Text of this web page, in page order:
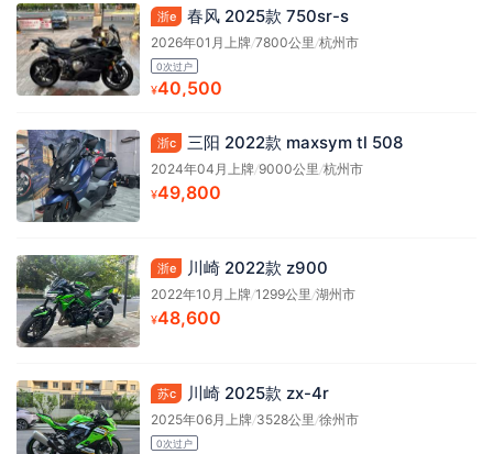
浙e 春风 2025款 750sr-s
2026年01月上牌/7800公里/杭州市
0次过户
¥40,500
浙c 三阳 2022款 maxsym tl 508
2024年04月上牌/9000公里/杭州市
¥49,800
浙e 川崎 2022款 z900
2022年10月上牌/1299公里/湖州市
¥48,600
苏c 川崎 2025款 zx-4r
2025年06月上牌/3528公里/徐州市
0次过户